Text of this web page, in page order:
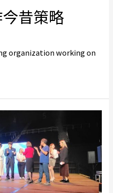
昔策略
organization working on